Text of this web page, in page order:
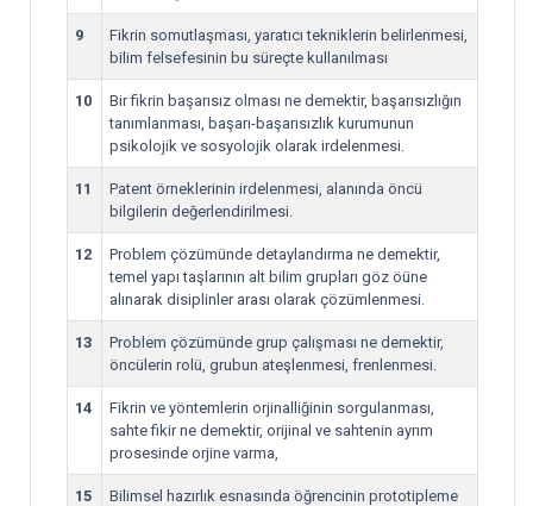
9
Fikrin somutlaşması, yaratıcı tekniklerin belirlenmesi,
bilim felsefesinin bu süreçte kullanılması
10
Bir fikrin başarısız olması ne demektir, başarısızlığın
tanımlanması, başarı-başarısızlık kurumunun
psikolojik ve sosyolojik olarak irdelenmesi.
11
Patent örneklerinin irdelenmesi, alanında öncü
bilgilerin değerlendirilmesi.
12
Problem çözümünde detaylandırma ne demektir,
temel yapı taşlarının alt bilim grupları göz öüne
alınarak disiplinler arası olarak çözümlenmesi.
13
Problem çözümünde grup çalışması ne demektir,
öncülerin rolü, grubun ateşlenmesi, frenlenmesi.
14
Fikrin ve yöntemlerin orjinalliğinin sorgulanması,
sahte fikir ne demektir, orijinal ve sahtenin ayrım
prosesinde orjine varma,
15
Bilimsel hazırlık esnasında öğrencinin prototipleme